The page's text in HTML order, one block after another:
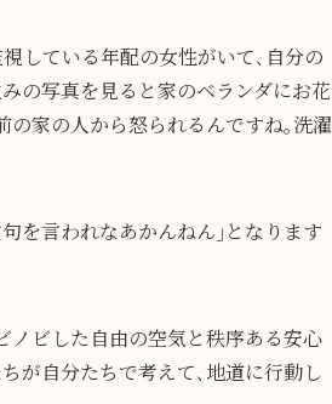
している年配の女性がいて､自分の
の写真を見ると家のベランダにお花
家の人から怒られるんですね｡洗濯
を言われなあかんねん｣となります
ノビした自由の空気と秩序ある安心
が自分たちで考えて､地道に行動し